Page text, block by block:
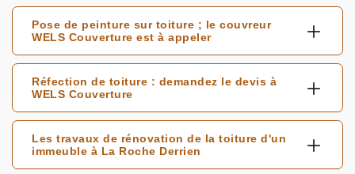
Pose de peinture sur toiture ; le couvreur
WELS Couverture est à appeler
Réfection de toiture : demandez le devis à
WELS Couverture
Les travaux de rénovation de la toiture d'un
immeuble à La Roche Derrien